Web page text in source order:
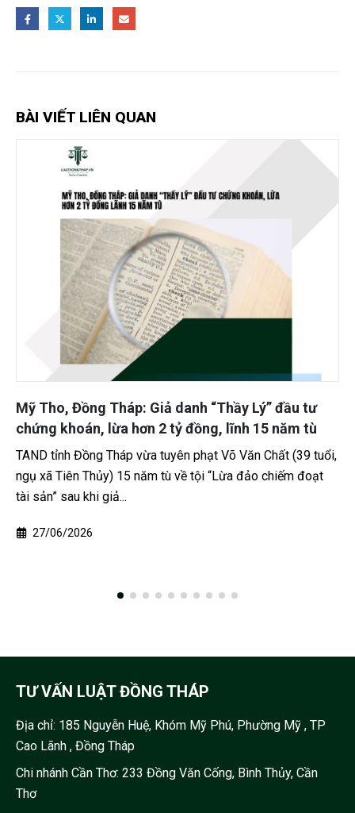
BÀI VIẾT LIÊN QUAN
Giả danh “Thầy Lý” đầu tư
hơn 2 tỷ đồng, lĩnh 15 năm tù
vừa tuyên phạt Võ Văn Chất (39 tuổi,
15 năm tù về tội “Lừa đảo chiếm đoạt
Kim Sơn,
dùng dao
nhậu
Cơ quan Cảnh
TƯ VẤN LUẬT ĐỒNG THÁP
Địa chỉ: 185 Nguyễn Huệ, Khóm Mỹ Phú, Phường Mỹ , TP
Cao Lãnh , Đồng Tháp
Chi nhánh Cần Thơ: 233 Đồng Văn Cống, Bình Thủy, Cần
Thơ